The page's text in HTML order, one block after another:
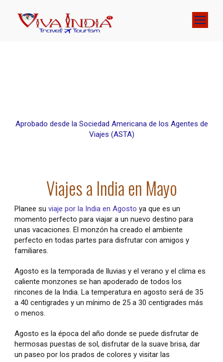
Aprobado desde la Sociedad Americana de los Agentes de
Viajes (ASTA)
Viajes a India en Mayo
Planee suviaje por la India en Agosto ya que es un
momento perfecto para viajar a un nuevo destino para
unas vacaciones. El monzón ha creado el ambiente
perfecto en todas partes para disfrutar con amigos y
familiares.
Agosto es la temporada de lluvias y el verano y el clima es
caliente monzones se han apoderado de todos los
rincones de la India. La temperatura en agosto será de 35
a 40 centigrades y un mínimo de 25 a 30 centigrades más
o menos.
Agosto es la época del año donde se puede disfrutar de
hermosas puestas de sol, disfrutar de la suave brisa, dar
un paseo por los prados de colores y visitar las